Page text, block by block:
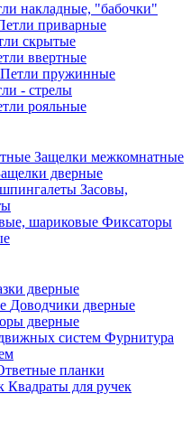
накладные, "бабочки"
приварные
скрытые
ввертные
Петли пружинные
- стрелы
рояльные
Защелки межкомнатные
дверные
Засовы,
Фиксаторы
дверные
Доводчики дверные
дверные
Фурнитура
планки
Квадраты для ручек